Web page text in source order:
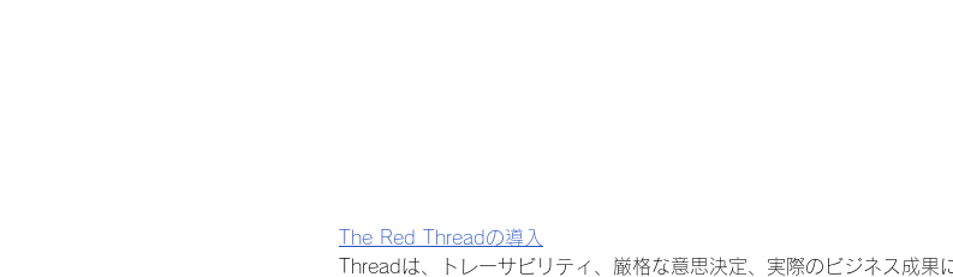
The Red Threadの導入
Threadは、トレーサビリティ、厳格な意思決定、実際のビジネス成果